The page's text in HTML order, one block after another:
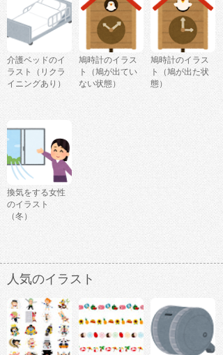
介護ベッドのイ
ラスト（リクラ
イニングあり）
鳩時計のイラス
ト（鳩が出てい
ない状態）
鳩時計のイラス
ト（鳩が出た状
態）
換気をする女性
のイラスト
（冬）
人気のイラスト